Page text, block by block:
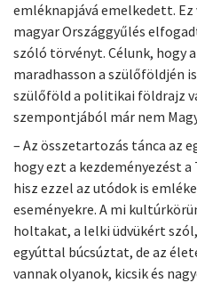
emléknapjává emelkedett.
magyar Országgyűlés
szóló törvényt. Célunk, hogy
maradhasson a szülőföldjén
szülőföld a politikai földrajz
szempontjából már nem
– Az összetartozás tánca az
hogy ezt a kezdeményezést
hisz ezzel az utódok is
eseményekre. A mi
holtakat, a lelki üdvükért
egyúttal búcsúztat, de az
vannak olyanok, kicsik és